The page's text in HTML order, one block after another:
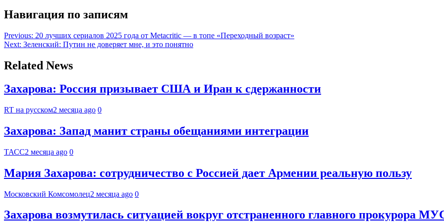
Навигация по записям
Previous: 20 лучших сериалов 2025 года от Metacritic — в топе «Переходный возраст»
Next: Зеленский: Путин не доверяет мне, и это понятно
Related News
Захарова: Россия призывает США и Иран к сдержанности
RT на русском2 месяца ago 0
Захарова: Запад манит страны обещаниями интеграции
ТАСС2 месяца ago 0
Мария Захарова: сотрудничество с Россией дает Армении реальную пользу
Московский Комсомолец2 месяца ago 0
Захарова возмутилась ситуацией вокруг отстраненного главного прокурора